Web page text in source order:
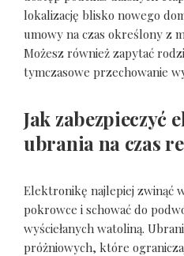
lokalizację blisko nowego
umowy na czas określony z
Możesz również zapytać
tymczasowe przechowanie
Jak zabezpieczyć
ubrania na czas
Elektronikę najlepiej zwinąć
pokrowce i schować do
wyściełanych watoliną.
próżniowych, które